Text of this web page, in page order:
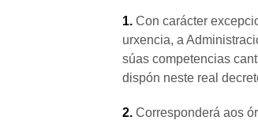
1. Con carácter
urxencia, a
súas competencias
dispón neste real
2. Corresponderá aos